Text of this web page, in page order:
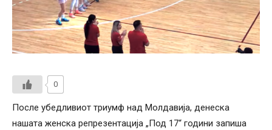
0
После убедливиот триумф над Молдавија, денеска
нашата женска репрезентација „Под 17“ години запиша